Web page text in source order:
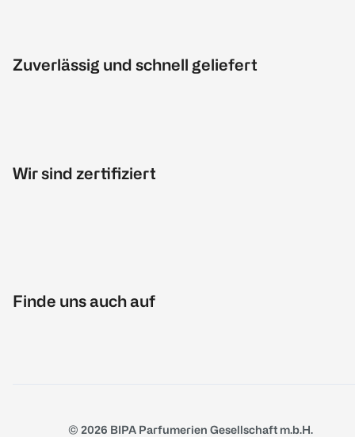
Zuverlässig und schnell geliefert
Wir sind zertifiziert
Finde uns auch auf
© 2026 BIPA Parfumerien Gesellschaft m.b.H.